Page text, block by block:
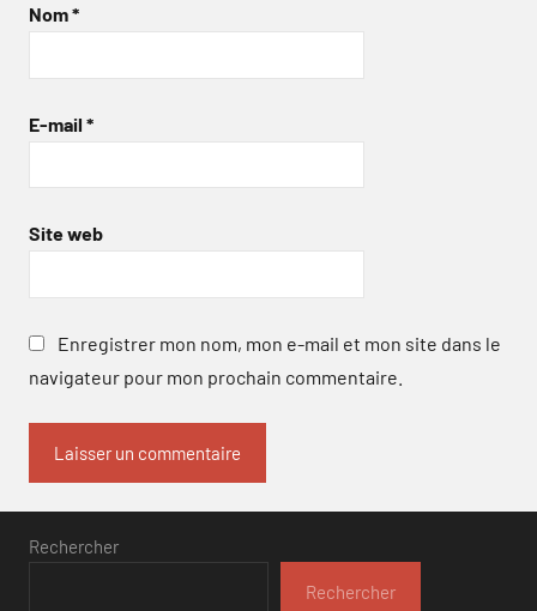
Nom*
E-mail *
Site web
Enregistrer mon nom, mon e-mail et mon site dans le
navigateur pour mon prochain commentaire.
Rechercher
Rechercher